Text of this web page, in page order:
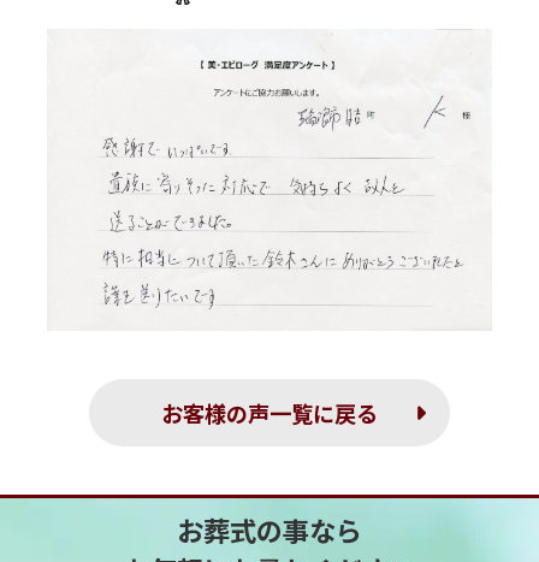
お客様の声一覧に戻る
お葬式の事なら